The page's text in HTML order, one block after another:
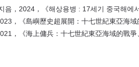
음，2024，《해상용병 : 17세기 중국해에
，《島嶼歷史超展開：十七世紀東亞海
，《海上傭兵：十七世紀東亞海域的戰